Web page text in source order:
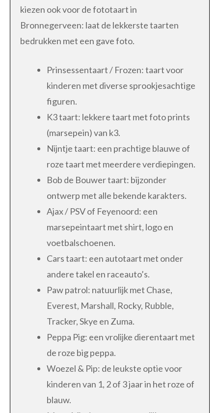
kiezen ook voor de fototaart in
Bronnegerveen: laat de lekkerste taarten
bedrukken met een gave foto.
Prinsessentaart / Frozen: taart voor
kinderen met diverse sprookjesachtige
figuren.
K3 taart: lekkere taart met foto prints
(marsepein) van k3.
Nijntje taart: een prachtige blauwe of
roze taart met meerdere verdiepingen.
Bob de Bouwer taart: bijzonder
ontwerp met alle bekende karakters.
Ajax / PSV of Feyenoord: een
marsepeintaart met shirt, logo en
voetbalschoenen.
Cars taart: een autotaart met onder
andere takel en raceauto’s.
Paw patrol: natuurlijk met Chase,
Everest, Marshall, Rocky, Rubble,
Tracker, Skye en Zuma.
Peppa Pig: een vrolijke dierentaart met
de roze big peppa.
Woezel & Pip: de leukste optie voor
kinderen van 1, 2 of 3 jaar in het roze of
blauw.